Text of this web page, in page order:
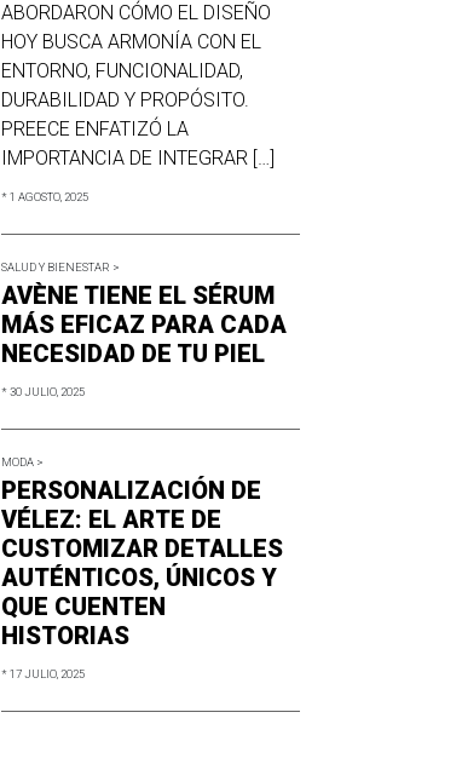
ABORDARON CÓMO EL DISEÑO
HOY BUSCA ARMONÍA CON EL
ENTORNO, FUNCIONALIDAD,
DURABILIDAD Y PROPÓSITO.
PREECE ENFATIZÓ LA
IMPORTANCIA DE INTEGRAR […]
* 1 AGOSTO, 2025
SALUD Y BIENESTAR >
AVÈNE TIENE EL SÉRUM
MÁS EFICAZ PARA CADA
NECESIDAD DE TU PIEL
* 30 JULIO, 2025
MODA >
PERSONALIZACIÓN DE
VÉLEZ: EL ARTE DE
CUSTOMIZAR DETALLES
AUTÉNTICOS, ÚNICOS Y
QUE CUENTEN
HISTORIAS
* 17 JULIO, 2025